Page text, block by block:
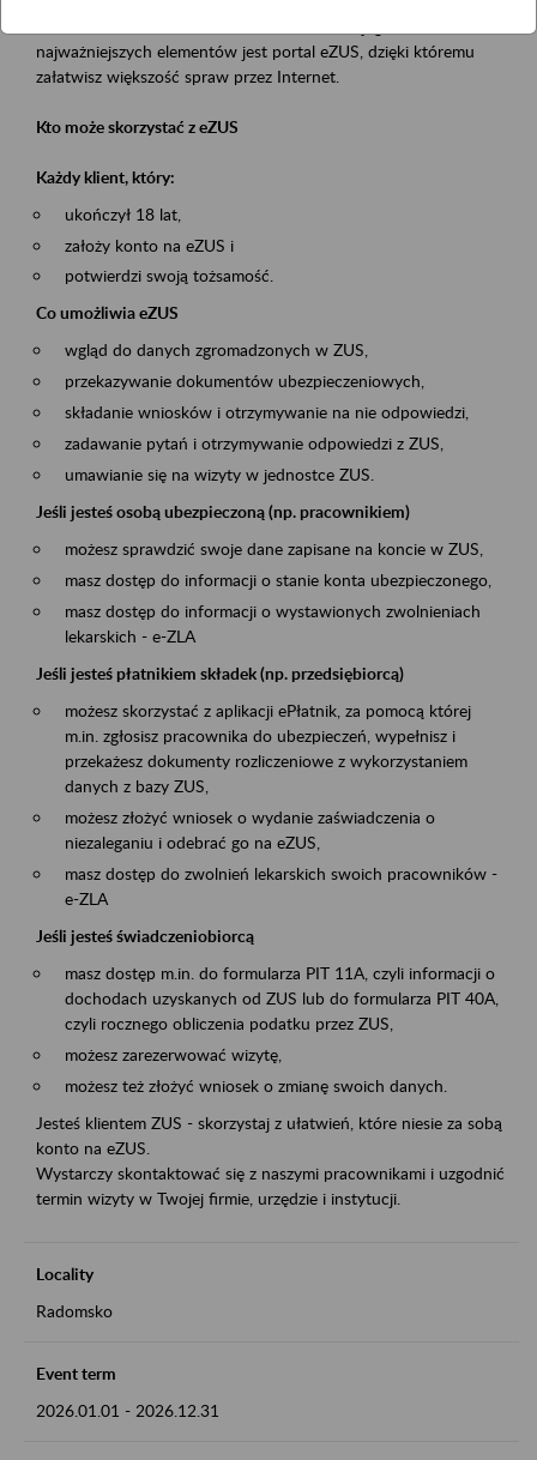
najważniejszych elementów jest portal eZUS, dzięki któremu
załatwisz większość spraw przez Internet.
Kto może skorzystać z eZUS
Każdy klient, który:
ukończył 18 lat,
założy konto na eZUS i
potwierdzi swoją tożsamość.
Co umożliwia eZUS
wgląd do danych zgromadzonych w ZUS,
przekazywanie dokumentów ubezpieczeniowych,
składanie wniosków i otrzymywanie na nie odpowiedzi,
zadawanie pytań i otrzymywanie odpowiedzi z ZUS,
umawianie się na wizyty w jednostce ZUS.
Jeśli jesteś osobą ubezpieczoną (np. pracownikiem)
możesz sprawdzić swoje dane zapisane na koncie w ZUS,
masz dostęp do informacji o stanie konta ubezpieczonego,
masz dostęp do informacji o wystawionych zwolnieniach
lekarskich - e-ZLA
Jeśli jesteś płatnikiem składek (np. przedsiębiorcą)
możesz skorzystać z aplikacji ePłatnik, za pomocą której
m.in. zgłosisz pracownika do ubezpieczeń, wypełnisz i
przekażesz dokumenty rozliczeniowe z wykorzystaniem
danych z bazy ZUS,
możesz złożyć wniosek o wydanie zaświadczenia o
niezaleganiu i odebrać go na eZUS,
masz dostęp do zwolnień lekarskich swoich pracowników -
e-ZLA
Jeśli jesteś świadczeniobiorcą
masz dostęp m.in. do formularza PIT 11A, czyli informacji o
dochodach uzyskanych od ZUS lub do formularza PIT 40A,
czyli rocznego obliczenia podatku przez ZUS,
możesz zarezerwować wizytę,
możesz też złożyć wniosek o zmianę swoich danych.
Jesteś klientem ZUS - skorzystaj z ułatwień, które niesie za sobą
konto na eZUS.
Wystarczy skontaktować się z naszymi pracownikami i uzgodnić
termin wizyty w Twojej firmie, urzędzie i instytucji.
Locality
Radomsko
Event term
2026.01.01 - 2026.12.31